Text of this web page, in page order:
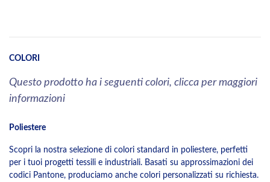
COLORI
Questo prodotto ha i seguenti colori, clicca per maggiori
informazioni
Poliestere
Scopri la nostra selezione di colori standard in poliestere, perfetti
per i tuoi progetti tessili e industriali. Basati su approssimazioni dei
codici Pantone, produciamo anche colori personalizzati su richiesta.